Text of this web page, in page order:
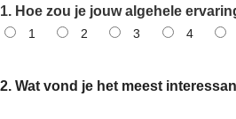
1. Hoe zou je jouw algehele
1 2 3 4
2. Wat vond je het meest